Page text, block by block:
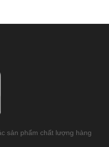
sản phẩm chất lượng hàng